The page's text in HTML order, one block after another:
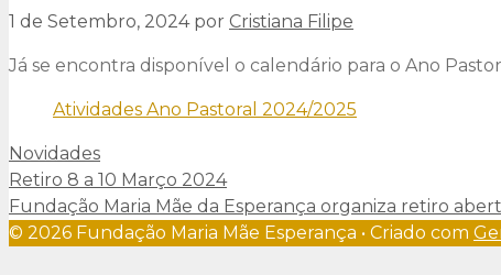
1 de Setembro, 2024 por Cristiana Filipe
Já se encontra disponível o calendário para o Ano
Atividades Ano Pastoral 2024/2025
Categorias
Novidades
Retiro 8 a 10 Março 2024
Fundação Maria Mãe da Esperança organiza retiro
© 2026 Fundação Maria Mãe Esperança • Criado com